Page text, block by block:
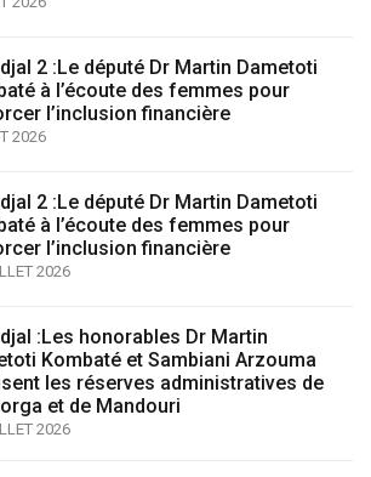
2 :Le député Dr Martin Dametoti
à l’écoute des femmes pour
l’inclusion financière
2026
2 :Le député Dr Martin Dametoti
à l’écoute des femmes pour
l’inclusion financière
2026
:Les honorables Dr Martin
Kombaté et Sambiani Arzouma
les réserves administratives de
et de Mandouri
2026